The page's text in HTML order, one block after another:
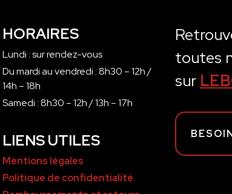
HORAIRES
Lundi : sur rendez-vous
Du mardi au vendredi : 8h30 – 12h /
14h – 18h
Samedi : 8h30 – 12h / 13h – 17h
LIENS UTILES
Mentions légales
Politique de confidentialité
toutes
sur